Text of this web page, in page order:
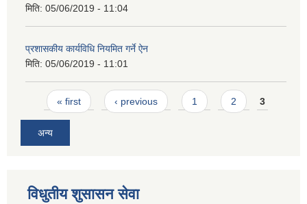
मिति: 05/06/2019 - 11:04
प्रशासकीय कार्यविधि नियमित गर्ने ऐन
मिति: 05/06/2019 - 11:01
Pages
« first ‹ previous 1 2 3
अन्य
विधुतीय शुसासन सेवा